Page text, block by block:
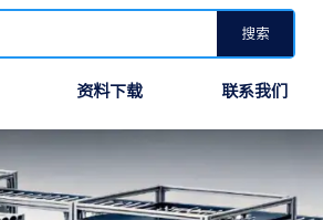
搜索
资料下载 联系我们